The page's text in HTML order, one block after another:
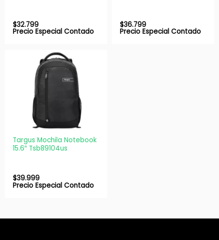
$32.799
Precio Especial Contado
$36.799
Precio Especial Contado
Targus Mochila Notebook
15.6″ Tsb89104us
$39.999
Precio Especial Contado